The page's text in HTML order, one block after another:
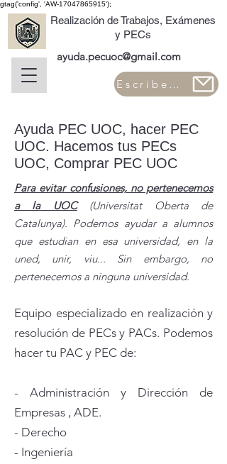
gtag('config', 'AW-17047865915');
Realización de Trabajos, Exámenes
y PECs
Escribe ->
ayuda.pecuoc@gmail.com
Ayuda PEC UOC, hacer PEC
UOC. Hacemos tus PECs
UOC, Comprar PEC UOC
Para evitar confusiones, no pertenecemos
a la UOC(Universitat Oberta de
Catalunya). Podemos ayudar a alumnos
que estudian en esa universidad, en la
uned, unir, viu... Sin embargo, no
pertenecemos a ninguna universidad.
Equipo especializado en realización y
resolución de PECs y PACs. Podemos
hacer tu PAC y PEC de:
- Administración y Dirección de
Empresas , ADE.
- Derecho
- Ingeniería